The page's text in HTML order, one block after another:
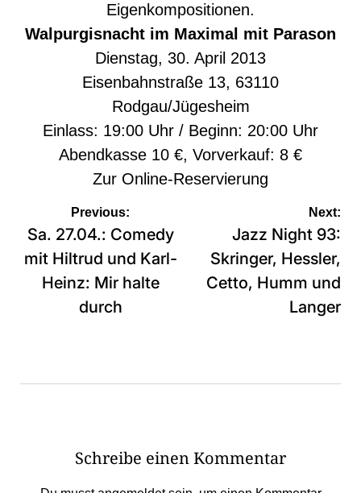
Eigenkompositionen.
Walpurgisnacht im Maximal mit Parason
Dienstag, 30. April 2013
Eisenbahnstraße 13, 63110
Rodgau/Jügesheim
Einlass: 19:00 Uhr / Beginn: 20:00 Uhr
Abendkasse 10 €, Vorverkauf: 8 €
Zur Online-Reservierung
Beitragsnavigation
Previous:
Sa. 27.04.: Comedy
mit Hiltrud und Karl-
Heinz: Mir halte
durch
Next:
Jazz Night 93:
Skringer, Hessler,
Cetto, Humm und
Langer
Schreibe einen Kommentar